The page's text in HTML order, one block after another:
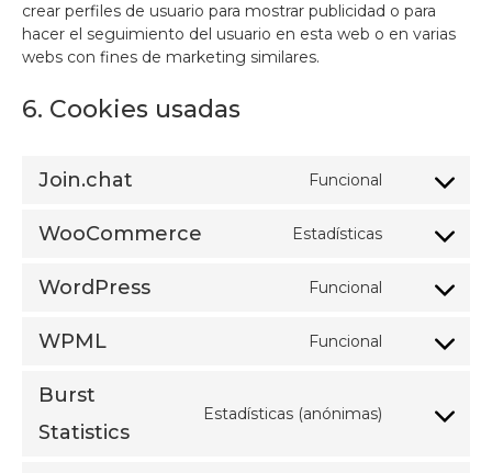
crear perfiles de usuario para mostrar publicidad o para
hacer el seguimiento del usuario en esta web o en varias
webs con fines de marketing similares.
6. Cookies usadas
Join.chat Funcional
Consent
service
WooCommerce Estadísticas
Consent
service
WordPress Funcional
Consent
service
WPML Funcional
Consent
wpml
Burst
Statistics
Estadísticas (anónimas)
Consent